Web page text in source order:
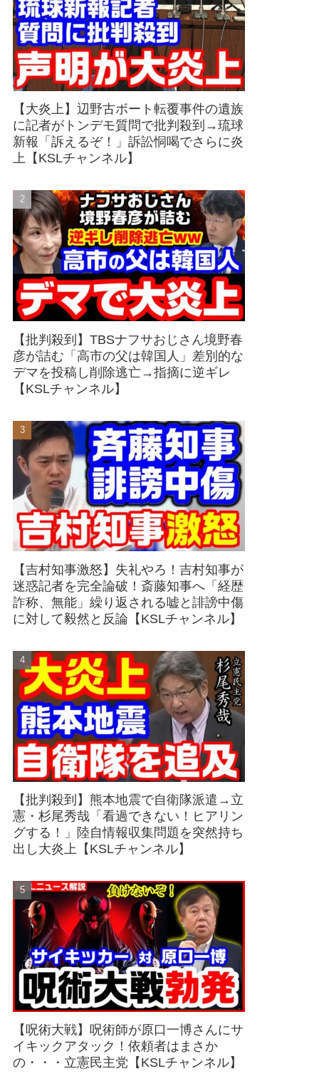
【大炎上】辺野古ボート転覆事件の遺族
に記者がトンデモ質問で批判殺到→琉球
新報「訴えるぞ！」訴訟恫喝でさらに炎
上【KSLチャンネル】
【批判殺到】TBSナフサおじさん境野春
彦が詰む「高市の父は韓国人」差別的な
デマを投稿し削除逃亡→指摘に逆ギレ
【KSLチャンネル】
【吉村知事激怒】失礼やろ！吉村知事が
迷惑記者を完全論破！斎藤知事へ「経歴
詐称、無能」繰り返される嘘と誹謗中傷
に対して毅然と反論【KSLチャンネル】
【批判殺到】熊本地震で自衛隊派遣→立
憲・杉尾秀哉「看過できない！ヒアリン
グする！」陸自情報収集問題を突然持ち
出し大炎上【KSLチャンネル】
【呪術大戦】呪術師が原口一博さんにサ
イキックアタック！依頼者はまさか
の・・・立憲民主党【KSLチャンネル】